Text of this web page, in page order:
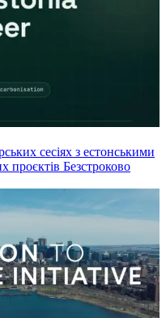
сесіях з естонськими
проєктів Безстроково